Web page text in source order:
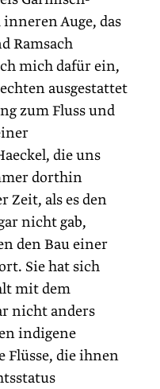
Auge, das
Ramsach
mich dafür ein,
ausgestattet
zum Fluss und
die uns
dorthin
Zeit, als es den
nicht gab,
den Bau einer
Sie hat sich
mit dem
nicht anders
indigene
Flüsse, die ihnen